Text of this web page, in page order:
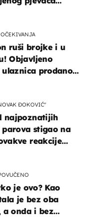
ruši brojke i u
Objavljeno
prodano
ĐOKOVIĆ"
najpoznatijih
parova stigao na
reakcije
je ovo? Kao
je bez oba
a onda i bez